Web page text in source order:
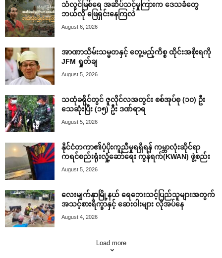
သံလွင်မြစ်ရေ အဆိပ်သင့်မှုကြားက ဒေသခံတွေ
ဘယ်လို ဖြေရှင်းနေကြလဲ
August 6, 2026
အာဏာသိမ်းသမ္မတနှင့် တွေ့မည့်ကိစ္စ ထိုင်းအစိုးရကို
JFM ရှုတ်ချ
August 5, 2026
သထုံခရိုင်တွင် ဇူလိုင်လအတွင်း စစ်အုပ်စု (၁၀) ဦး
သေဆုံးပြီး (၁၅) ဦး ဒဏ်ရာရ
August 5, 2026
နိုင်ငံတကာ၏ပံ့ပိုးကူညီမှုရရှိရန် ကမ္ဘာလုံးဆိုင်ရာ
ကရင်စည်းရုံးလှုံ့ဆော်ရေး ကွန်ရက်(KWAN) ဖွဲ့စည်း
August 5, 2026
လေးမျက်နှာမြို့နယ် ရေဘေးသင့်ပြည်သူများအတွက်
အသင့်စားရိက္ခာနှင့် ဆေးဝါးများ လိုအပ်နေ
August 4, 2026
Load more